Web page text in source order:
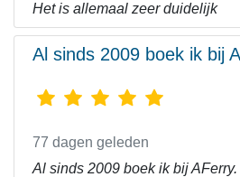
Het is allemaal zeer duidelijk
Al sinds 2009 boek ik bij
77 dagen geleden
Al sinds 2009 boek ik bij